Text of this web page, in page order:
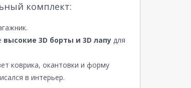
комплект:
высокие 3D борты и 3D лапу для
коврика, окантовки и форму
в интерьер.